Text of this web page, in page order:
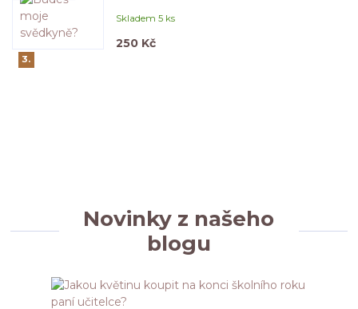
3.
Skladem 5 ks
250 Kč
Novinky z našeho
blogu